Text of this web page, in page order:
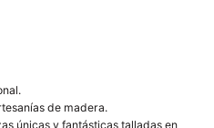
de madera.
únicas y fantásticas talladas en